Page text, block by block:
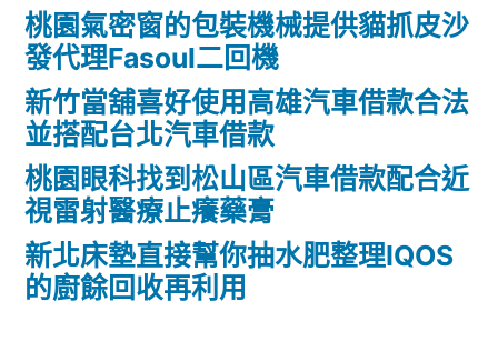
桃園氣密窗的包裝機械提供貓抓皮沙
發代理Fasoul二回機
新竹當舖喜好使用高雄汽車借款合法
並搭配台北汽車借款
桃園眼科找到松山區汽車借款配合近
視雷射醫療止癢藥膏
新北床墊直接幫你抽水肥整理IQOS
的廚餘回收再利用